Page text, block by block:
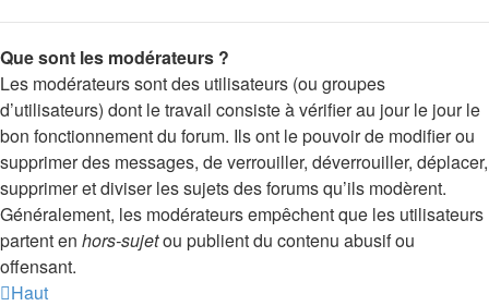
Que sont les modérateurs ?
Les modérateurs sont des utilisateurs (ou groupes
d’utilisateurs) dont le travail consiste à vérifier au jour le jour le
bon fonctionnement du forum. Ils ont le pouvoir de modifier ou
supprimer des messages, de verrouiller, déverrouiller, déplacer,
supprimer et diviser les sujets des forums qu’ils modèrent.
Généralement, les modérateurs empêchent que les utilisateurs
partent en hors-sujetou publient du contenu abusif ou
offensant.
Haut